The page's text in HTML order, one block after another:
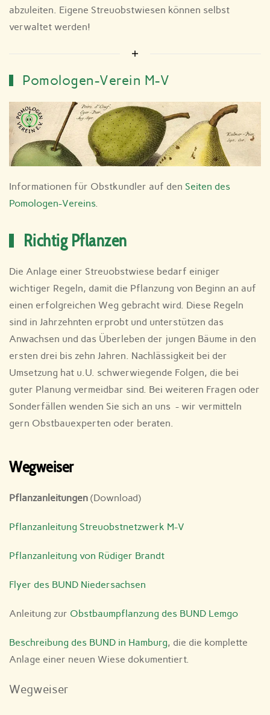
abzuleiten. Eigene Streuobstwiesen können selbst
verwaltet werden!
Pomologen-Verein M-V
Informationen für Obstkundler auf den Seiten des
Pomologen-Vereins.
Richtig Pflanzen
Die Anlage einer Streuobstwiese bedarf einiger
wichtiger Regeln, damit die Pflanzung von Beginn an auf
einen erfolgreichen Weg gebracht wird. Diese Regeln
sind in Jahrzehnten erprobt und unterstützen das
Anwachsen und das Überleben der jungen Bäume in den
ersten drei bis zehn Jahren. Nachlässigkeit bei der
Umsetzung hat u.U. schwerwiegende Folgen, die bei
guter Planung vermeidbar sind. Bei weiteren Fragen oder
Sonderfällen wenden Sie sich an uns - wir vermitteln
gern Obstbauexperten oder beraten.
Wegweiser
Pflanzanleitungen (Download)
Pflanzanleitung Streuobstnetzwerk M-V
Pflanzanleitung von Rüdiger Brandt
Flyer des BUND Niedersachsen
Anleitung zur Obstbaumpflanzung des BUND Lemgo
Beschreibung des BUND in Hamburg, die die komplette
Anlage einer neuen Wiese dokumentiert.
Wegweiser